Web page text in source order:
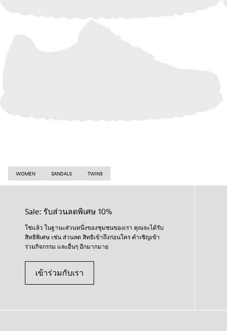
WOMEN SANDALS TWINS
Sale: รับส่วนลดพิเศษ 10%
ใช่แล้ว ในฐานะส่วนหนึ่งของชุมชนของเรา คุณจะได้รับ
สิทธิพิเศษ เช่น ส่วนลด สิทธิเข้าถึงก่อนใคร คำเชิญเข้า
ร่วมกิจกรรม และอื่นๆ อีกมากมาย
เข้าร่วมกับเรา